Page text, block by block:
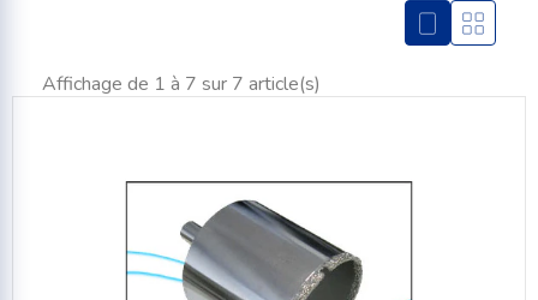
Affichage de 1 à 7 sur 7 article(s)